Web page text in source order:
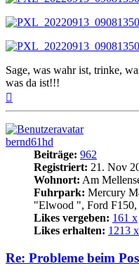
Sage, was wahr ist, trinke,
was da ist!!!
bernd61hd
Beiträge: 962
Registriert: 21. Nov
Wohnort: Am
Fuhrpark: Mercury
"Elwood ", Ford
Likes vergeben: 161 x
Likes erhalten: 1213 x
Re: Probleme beim